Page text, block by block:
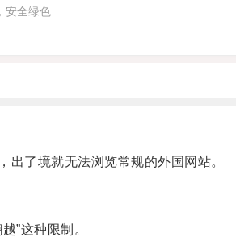
安全绿色
了境就无法浏览常规的外国网站。
”这种限制。